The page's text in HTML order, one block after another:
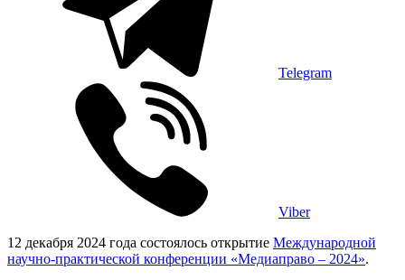
Telegram
Viber
12 декабря 2024 года состоялось открытие Международной
научно-практической конференции «Медиаправо – 2024».